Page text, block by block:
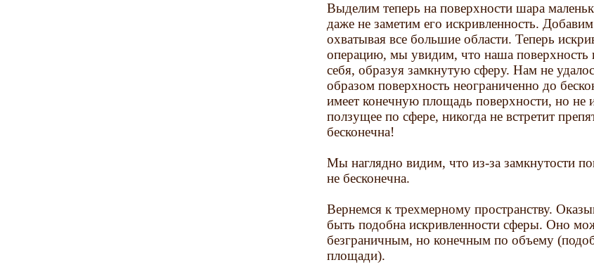
Выделим теперь на поверхности шара
даже не заметим его искривленность.
охватывая все большие области. Теперь
операцию, мы увидим, что наша поверхность
себя, образуя замкнутую сферу. Нам не
образом поверхность неограниченно до
имеет конечную площадь поверхности, но не
ползущее по сфере, никогда не встретит
бесконечна!
Мы наглядно видим, что из-за замкнутости
не бесконечна.
Вернемся к трехмерному пространству.
быть подобна искривленности сферы. Оно
безграничным, но конечным по объему
площади).